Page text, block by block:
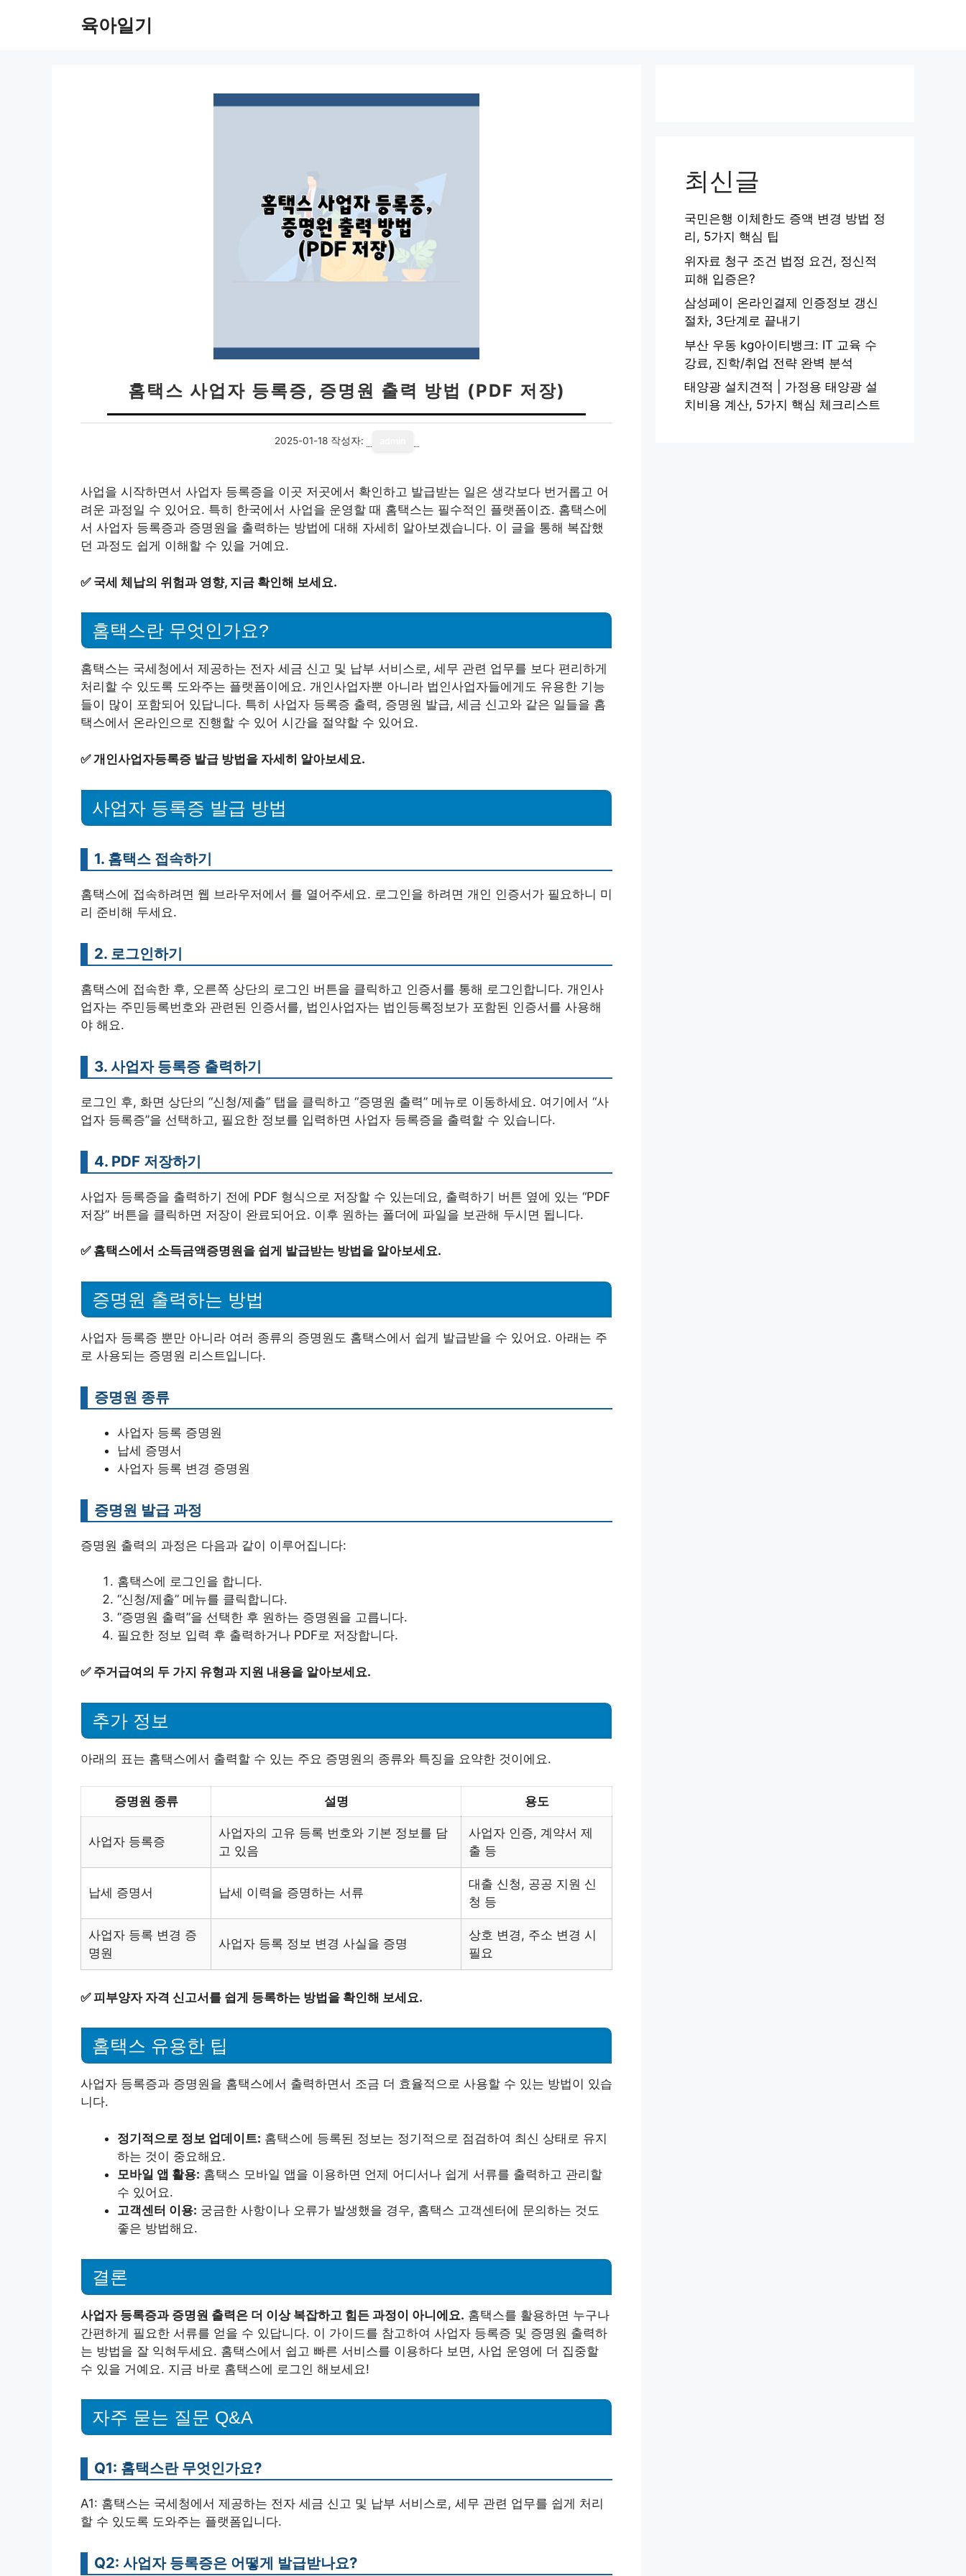
육아일기
홈택스 사업자 등록증, 증명원 출력 방법 (PDF 저장)
2025-01-18 작성자:
사업을 시작하면서 사업자 등록증을 이곳 저곳에서 확인하고 발급받는 일은 생각보다 번거롭고 어
려운 과정일 수 있어요. 특히 한국에서 사업을 운영할 때 홈택스는 필수적인 플랫폼이죠. 홈택스에
서 사업자 등록증과 증명원을 출력하는 방법에 대해 자세히 알아보겠습니다. 이 글을 통해 복잡했
던 과정도 쉽게 이해할 수 있을 거예요.
✅ 국세 체납의 위험과 영향, 지금 확인해 보세요.
홈택스란 무엇인가요?
홈택스는 국세청에서 제공하는 전자 세금 신고 및 납부 서비스로, 세무 관련 업무를 보다 편리하게
처리할 수 있도록 도와주는 플랫폼이에요. 개인사업자뿐 아니라 법인사업자들에게도 유용한 기능
들이 많이 포함되어 있답니다. 특히 사업자 등록증 출력, 증명원 발급, 세금 신고와 같은 일들을 홈
택스에서 온라인으로 진행할 수 있어 시간을 절약할 수 있어요.
✅개인사업자등록증 발급 방법을 자세히 알아보세요.
사업자 등록증 발급 방법
1. 홈택스 접속하기
홈택스에 접속하려면 웹 브라우저에서 를 열어주세요. 로그인을 하려면 개인 인증서가 필요하니 미
리 준비해 두세요.
2. 로그인하기
홈택스에 접속한 후, 오른쪽 상단의 로그인 버튼을 클릭하고 인증서를 통해 로그인합니다. 개인사
업자는 주민등록번호와 관련된 인증서를, 법인사업자는 법인등록정보가 포함된 인증서를 사용해
야 해요.
3. 사업자 등록증 출력하기
로그인 후, 화면 상단의 “신청/제출” 탭을 클릭하고 “증명원 출력” 메뉴로 이동하세요. 여기에서 “사
업자 등록증”을 선택하고, 필요한 정보를 입력하면 사업자 등록증을 출력할 수 있습니다.
4. PDF 저장하기
사업자 등록증을 출력하기 전에 PDF 형식으로 저장할 수 있는데요, 출력하기 버튼 옆에 있는 “PDF
저장” 버튼을 클릭하면 저장이 완료되어요. 이후 원하는 폴더에 파일을 보관해 두시면 됩니다.
✅ 홈택스에서 소득금액증명원을 쉽게 발급받는 방법을 알아보세요.
증명원 출력하는 방법
사업자 등록증 뿐만 아니라 여러 종류의 증명원도 홈택스에서 쉽게 발급받을 수 있어요. 아래는 주
로 사용되는 증명원 리스트입니다.
증명원 종류
사업자 등록 증명원
납세 증명서
사업자 등록 변경 증명원
증명원 발급 과정
증명원 출력의 과정은 다음과 같이 이루어집니다:
홈택스에 로그인을 합니다.
“신청/제출” 메뉴를 클릭합니다.
“증명원 출력”을 선택한 후 원하는 증명원을 고릅니다.
필요한 정보 입력 후 출력하거나 PDF로 저장합니다.
✅ 주거급여의 두 가지 유형과 지원 내용을 알아보세요.
추가 정보
아래의 표는 홈택스에서 출력할 수 있는 주요 증명원의 종류와 특징을 요약한 것이에요.
증명원 종류 설명 용도
사업자 등록증
사업자의 고유 등록 번호와 기본 정보를 담
고 있음
사업자 인증, 계약서 제
출 등
납세 증명서 납세 이력을 증명하는 서류
대출 신청, 공공 지원 신
청 등
사업자 등록 변경 증
명원
사업자 등록 정보 변경 사실을 증명
상호 변경, 주소 변경 시
필요
✅ 피부양자 자격 신고서를 쉽게 등록하는 방법을 확인해 보세요.
홈택스 유용한 팁
사업자 등록증과 증명원을 홈택스에서 출력하면서 조금 더 효율적으로 사용할 수 있는 방법이 있습
니다.
정기적으로 정보 업데이트: 홈택스에 등록된 정보는 정기적으로 점검하여 최신 상태로 유지
하는 것이 중요해요.
모바일 앱 활용: 홈택스 모바일 앱을 이용하면 언제 어디서나 쉽게 서류를 출력하고 관리할
수 있어요.
고객센터 이용: 궁금한 사항이나 오류가 발생했을 경우, 홈택스 고객센터에 문의하는 것도
좋은 방법해요.
결론
사업자 등록증과 증명원 출력은 더 이상 복잡하고 힘든 과정이 아니에요. 홈택스를 활용하면 누구나
간편하게 필요한 서류를 얻을 수 있답니다. 이 가이드를 참고하여 사업자 등록증 및 증명원 출력하
는 방법을 잘 익혀두세요. 홈택스에서 쉽고 빠른 서비스를 이용하다 보면, 사업 운영에 더 집중할
수 있을 거예요. 지금 바로 홈택스에 로그인 해보세요!
자주 묻는 질문 Q&A
Q1: 홈택스란 무엇인가요?
A1: 홈택스는 국세청에서 제공하는 전자 세금 신고 및 납부 서비스로, 세무 관련 업무를 쉽게 처리
할 수 있도록 도와주는 플랫폼입니다.
Q2: 사업자 등록증은 어떻게 발급받나요?
최신글
국민은행 이체한도 증액 변경 방법 정
리, 5가지 핵심 팁
위자료 청구 조건 법정 요건, 정신적
피해 입증은?
삼성페이 온라인결제 인증정보 갱신
절차, 3단계로 끝내기
부산 우동 kg아이티뱅크: IT 교육 수
강료, 진학/취업 전략 완벽 분석
태양광 설치견적 | 가정용 태양광 설
치비용 계산, 5가지 핵심 체크리스트